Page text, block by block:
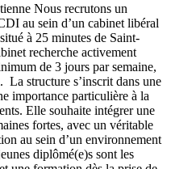
Nous recrutons un
au sein d’un cabinet libéral
à 25 minutes de Saint-
recherche activement
de 3 jours par semaine,
La structure s’inscrit dans une
importance particulière à la
Elle souhaite intégrer une
fortes, avec un véritable
au sein d’un environnement
diplômé(e)s sont les